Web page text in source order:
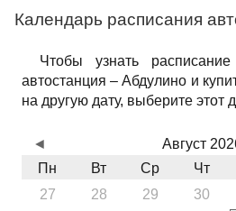
Календарь расписания
Чтобы узнать
автостанция – Абдулино и
на другую дату, выберите этот
Август
Пн
Вт Ср Чт
27
28 29 30
◄